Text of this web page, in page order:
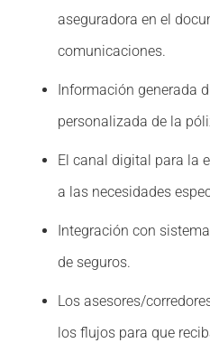
aseguradora en el
comunicaciones.
Información generada
personalizada de la
El canal digital para la
a las necesidades
Integración con
de seguros.
Los asesores/
los flujos para que